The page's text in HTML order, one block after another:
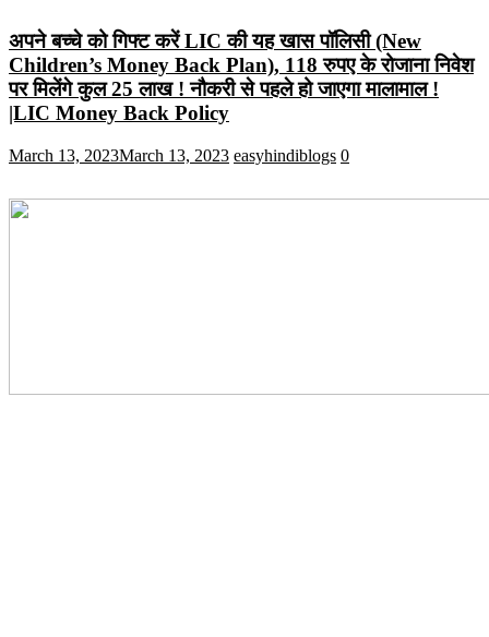
अपने बच्चे को गिफ्ट करें LIC की यह खास पॉलिसी (New
Children’s Money Back Plan), 118 रुपए के रोजाना निवेश
पर मिलेंगे कुल 25 लाख ! नौकरी से पहले हो जाएगा मालामाल !
|LIC Money Back Policy
March 13, 2023March 13, 2023 easyhindiblogs 0